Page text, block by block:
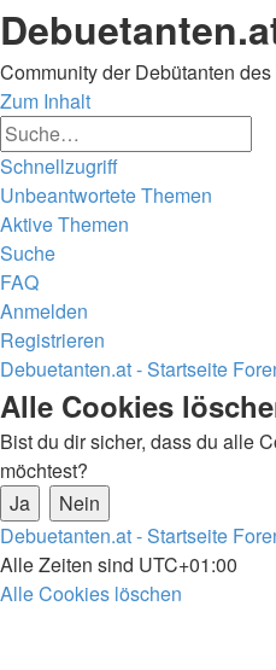
Community der Debütanten
Zum Inhalt
Schnellzugriff
Unbeantwortete Themen
Aktive Themen
Suche
FAQ
Anmelden
Registrieren
Debuetanten.at - Startseite
Suche
Alle Cookies
Bist du dir sicher, dass du alle
möchtest?
Debuetanten.at - Startseite
Alle Zeiten sind UTC+01:00
Alle Cookies löschen